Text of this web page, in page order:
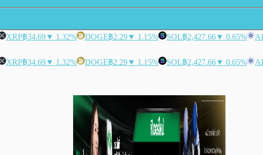
XRP฿34.69▼ 1.32% DOGE฿2.29▼ 1.15% SOL฿2,427.66▼ 0.65%
XRP฿34.69▼ 1.32% DOGE฿2.29▼ 1.15% SOL฿2,427.66▼ 0.65%